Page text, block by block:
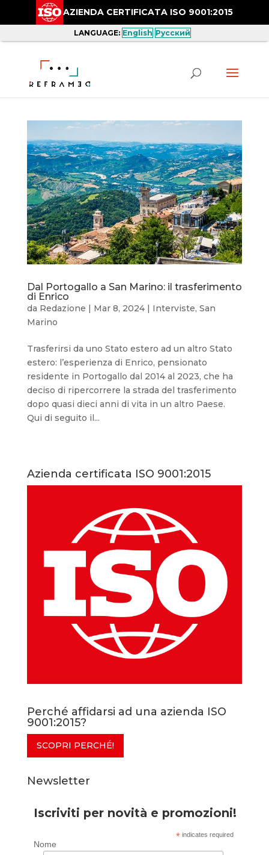
Dal Portogallo a San Marino: il trasferimento
di Enrico
da Redazione | Mar 8, 2024| Interviste, San
Marino
Trasferirsi da uno Stato estero ad un altro Stato
estero: l’esperienza di Enrico, pensionato
residente in Portogallo dal 2014 al 2023, che ha
deciso di ripercorrere la strada del trasferimento
dopo quasi dieci anni di vita in un altro Paese.
Qui di seguito il...
Azienda certificata ISO 9001:2015
Perché affidarsi ad una azienda ISO
9001:2015?
SCOPRI PERCHÉ!
Newsletter
Iscriviti per novità e promozioni!
* indicates required
Nome
AZIENDA CERTIFICATA ISO 9001:2015
LANGUAGE: English Русский